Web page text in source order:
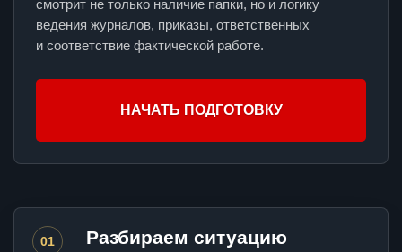
смотрит не только наличие папки, но и логику
ведения журналов, приказы, ответственных
и соответствие фактической работе.
НАЧАТЬ ПОДГОТОВКУ
01 Разбираем ситуацию